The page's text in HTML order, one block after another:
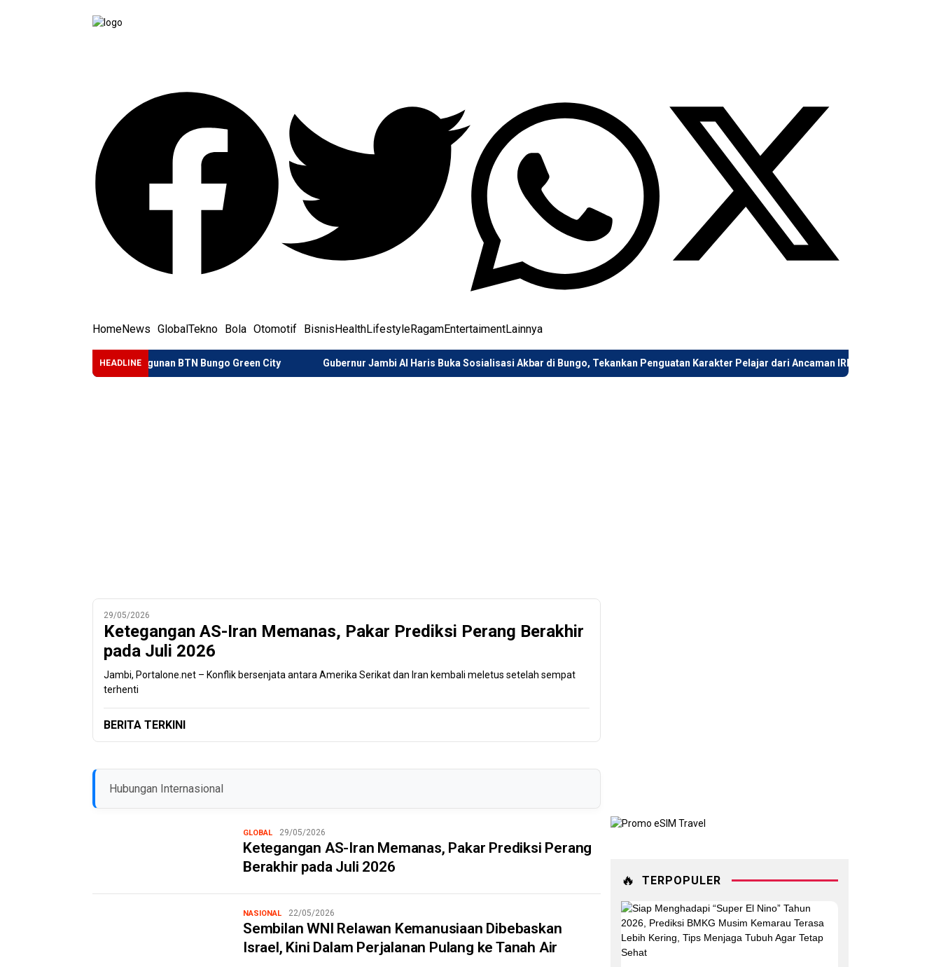
HomeNews Global Tekno Bola Otomotif Bisnis HealthLifestyleRagamEntertaimentLainnya
HEADLINE
Lokasi Pembangunan BTN Bungo Green City Gubernur Jambi Al Haris Buka Sosialisasi Akbar di Bungo, Tekankan Penguatan Karakter Pelajar dari Ancaman IRET, Narkoba, dan Judi Online
29/05/2026
Ketegangan AS-Iran Memanas, Pakar Prediksi Perang Berakhir
pada Juli 2026
Jambi, Portalone.net – Konflik bersenjata antara Amerika Serikat dan Iran kembali meletus setelah sempat
terhenti
BERITA TERKINI
Hubungan Internasional
GLOBAL 29/05/2026
Ketegangan AS-Iran Memanas, Pakar Prediksi Perang
Berakhir pada Juli 2026
NASIONAL 22/05/2026
Sembilan WNI Relawan Kemanusiaan Dibebaskan
Israel, Kini Dalam Perjalanan Pulang ke Tanah Air
🔥 TERPOPULER